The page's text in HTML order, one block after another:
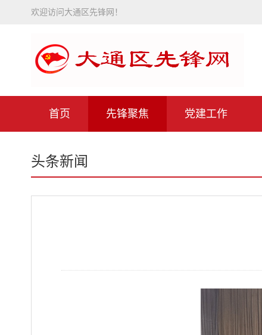
欢迎访问大通区先锋网！
首页 先锋聚焦 党建工作
头条新闻